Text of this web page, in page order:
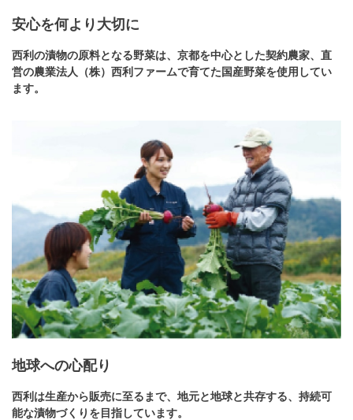
安心を何より大切に
西利の漬物の原料となる野菜は、京都を中心とした契約農家、直
営の農業法人（株）西利ファームで育てた国産野菜を使用してい
ます。
地球への心配り
西利は生産から販売に至るまで、地元と地球と共存する、持続可
能な漬物づくりを目指しています。